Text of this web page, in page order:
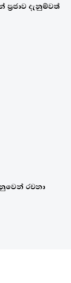
දැනුම්වත්
රචනා